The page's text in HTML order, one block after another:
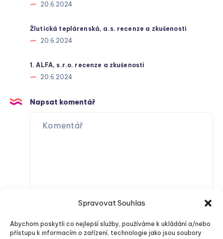
Spravovat Souhlas
Abychom poskytli co nejlepší služby, používáme k ukládání a/nebo
přístupu k informacím o zařízení, technologie jako jsou soubory
20.6.2024
Žlutická teplárenská, a.s. recenze a zkušenosti
20.6.2024
1. ALFA, s.r.o. recenze a zkušenosti
20.6.2024
Napsat komentář